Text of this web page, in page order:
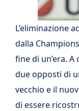
L’eliminazione
dalla
fine di un’era.
due opposti di
vecchio e il
di essere